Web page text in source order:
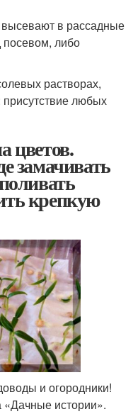
в рассадные
посевом, либо
растворах,
любых
цветов.
замачивать
крепкую
и огородники!
«Дачные истории».